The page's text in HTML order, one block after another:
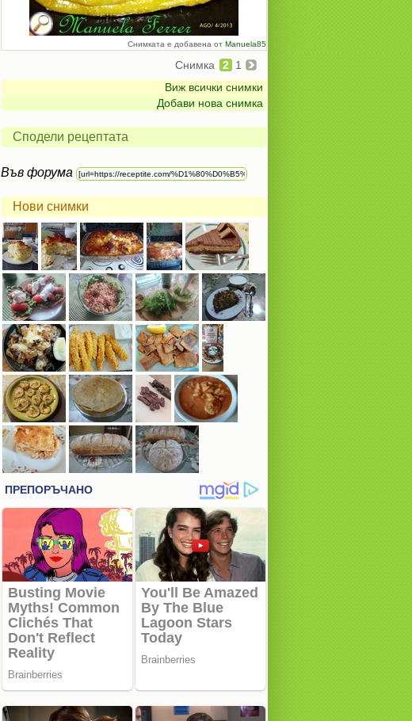
Снимката е добавена от Manuela85
Снимка 2
1
Виж всички снимки
Добави нова снимка
Сподели рецептата
Във форума
Нови снимки